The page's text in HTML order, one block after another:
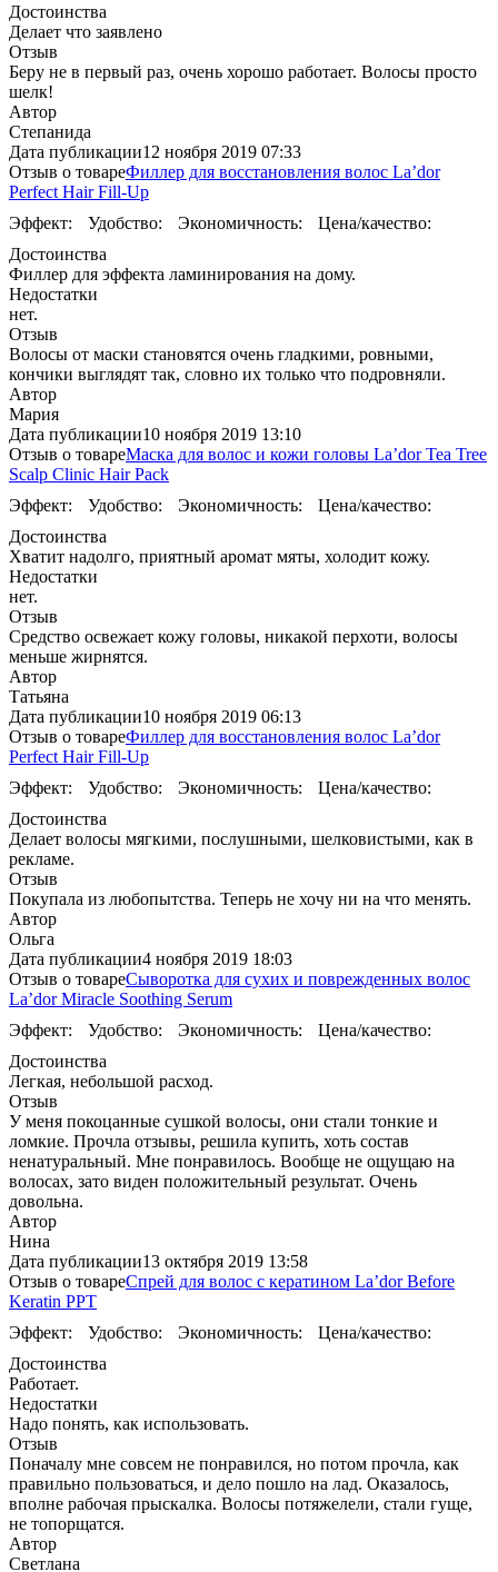
Достоинства
Делает что заявлено
Отзыв
Беру не в первый раз, очень хорошо работает. Волосы просто
шелк!
Автор
Степанида
Дата публикации12 ноября 2019 07:33
Отзыв о товареФиллер для восстановления волос La’dor
Perfect Hair Fill-Up
Эффект:
Удобство: Экономичность:
Цена/качество:
Достоинства
Филлер для эффекта ламинирования на дому.
Недостатки
нет.
Отзыв
Волосы от маски становятся очень гладкими, ровными,
кончики выглядят так, словно их только что подровняли.
Автор
Мария
Дата публикации10 ноября 2019 13:10
Отзыв о товареМаска для волос и кожи головы La’dor Tea Tree
Scalp Clinic Hair Pack
Эффект:
Удобство: Экономичность:
Цена/качество:
Достоинства
Хватит надолго, приятный аромат мяты, холодит кожу.
Недостатки
нет.
Отзыв
Средство освежает кожу головы, никакой перхоти, волосы
меньше жирнятся.
Автор
Татьяна
Дата публикации10 ноября 2019 06:13
Отзыв о товареФиллер для восстановления волос La’dor
Perfect Hair Fill-Up
Эффект:
Удобство: Экономичность:
Цена/качество:
Достоинства
Делает волосы мягкими, послушными, шелковистыми, как в
рекламе.
Отзыв
Покупала из любопытства. Теперь не хочу ни на что менять.
Автор
Ольга
Дата публикации4 ноября 2019 18:03
Отзыв о товареСыворотка для сухих и поврежденных волос
La’dor Miracle Soothing Serum
Эффект:
Удобство: Экономичность:
Цена/качество:
Достоинства
Легкая, небольшой расход.
Отзыв
У меня покоцанные сушкой волосы, они стали тонкие и
ломкие. Прочла отзывы, решила купить, хоть состав
ненатуральный. Мне понравилось. Вообще не ощущаю на
волосах, зато виден положительный результат. Очень
довольна.
Автор
Нина
Дата публикации13 октября 2019 13:58
Отзыв о товареСпрей для волос с кератином La’dor Before
Keratin PPT
Эффект:
Удобство: Экономичность:
Цена/качество:
Достоинства
Работает.
Недостатки
Надо понять, как использовать.
Отзыв
Поначалу мне совсем не понравился, но потом прочла, как
правильно пользоваться, и дело пошло на лад. Оказалось,
вполне рабочая прыскалка. Волосы потяжелели, стали гуще,
не топорщатся.
Автор
Светлана